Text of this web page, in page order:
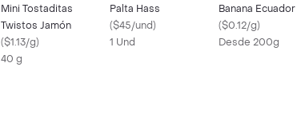
Mini Tostaditas
Twistos Jamón
($1.13/g)
40 g
Palta Hass
($45/und)
1 Und
Banana Ecuador
($0.12/g)
Desde 200g